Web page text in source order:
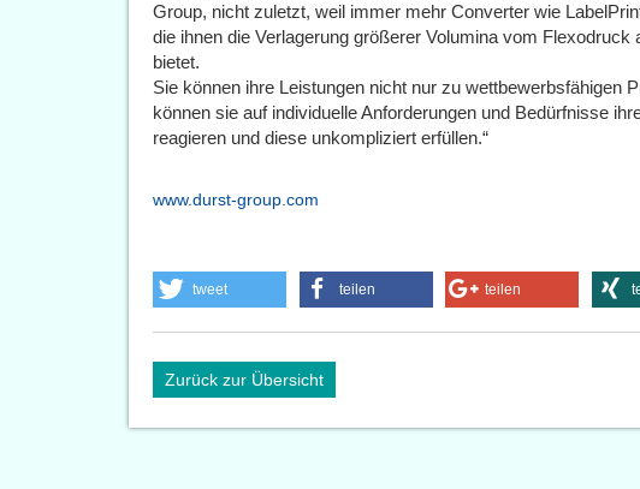
Group, nicht zuletzt, weil immer mehr Converter wie
die ihnen die Verlagerung größerer Volumina vom Flexodruck
bietet.
Sie können ihre Leistungen nicht nur zu wettbewerbsfähigen
können sie auf individuelle Anforderungen und Bedürfnisse
reagieren und diese unkompliziert erfüllen.“
www.durst-group.com
tweet teilen teilen
Zurück zur Übersicht